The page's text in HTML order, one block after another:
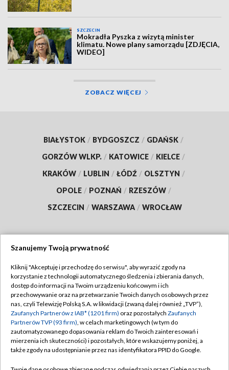
SZCZECIN
Mokradła Pyszka z wizytą minister
klimatu. Nowe plany samorządu [ZDJĘCIA,
WIDEO]
ZOBACZ WIĘCEJ
BIAŁYSTOK / BYDGOSZCZ / GDAŃSK /
GORZÓW WLKP. / KATOWICE / KIELCE /
KRAKÓW / LUBLIN / ŁÓDŹ / OLSZTYN /
OPOLE / POZNAŃ / RZESZÓW /
SZCZECIN / WARSZAWA / WROCŁAW
TVP
Abonament TVP
Emisja w TVP
Centrum informacji TVP
Naziemna Telewizja Cyfrowa
Regulamin TVP
Polityka prywatności
Moje zgody
Pomoc
Szanujemy Twoją prywatność
Kliknij "Akceptuję i przechodzę do serwisu", aby wyrazić zgody na
korzystanie z technologii automatycznego śledzenia i zbierania danych,
dostęp do informacji na Twoim urządzeniu końcowym i ich
przechowywanie oraz na przetwarzanie Twoich danych osobowych przez
nas, czyli Telewizję Polską S.A. w likwidacji (zwaną dalej również „TVP”),
Zaufanych Partnerów z IAB* (1201 firm) oraz pozostałych Zaufanych
Partnerów TVP (93 firm), w celach marketingowych (w tym do
zautomatyzowanego dopasowania reklam do Twoich zainteresowań i
mierzenia ich skuteczności) i pozostałych, które wskazujemy poniżej, a
także zgody na udostępnianie przez nas identyfikatora PPID do Google.